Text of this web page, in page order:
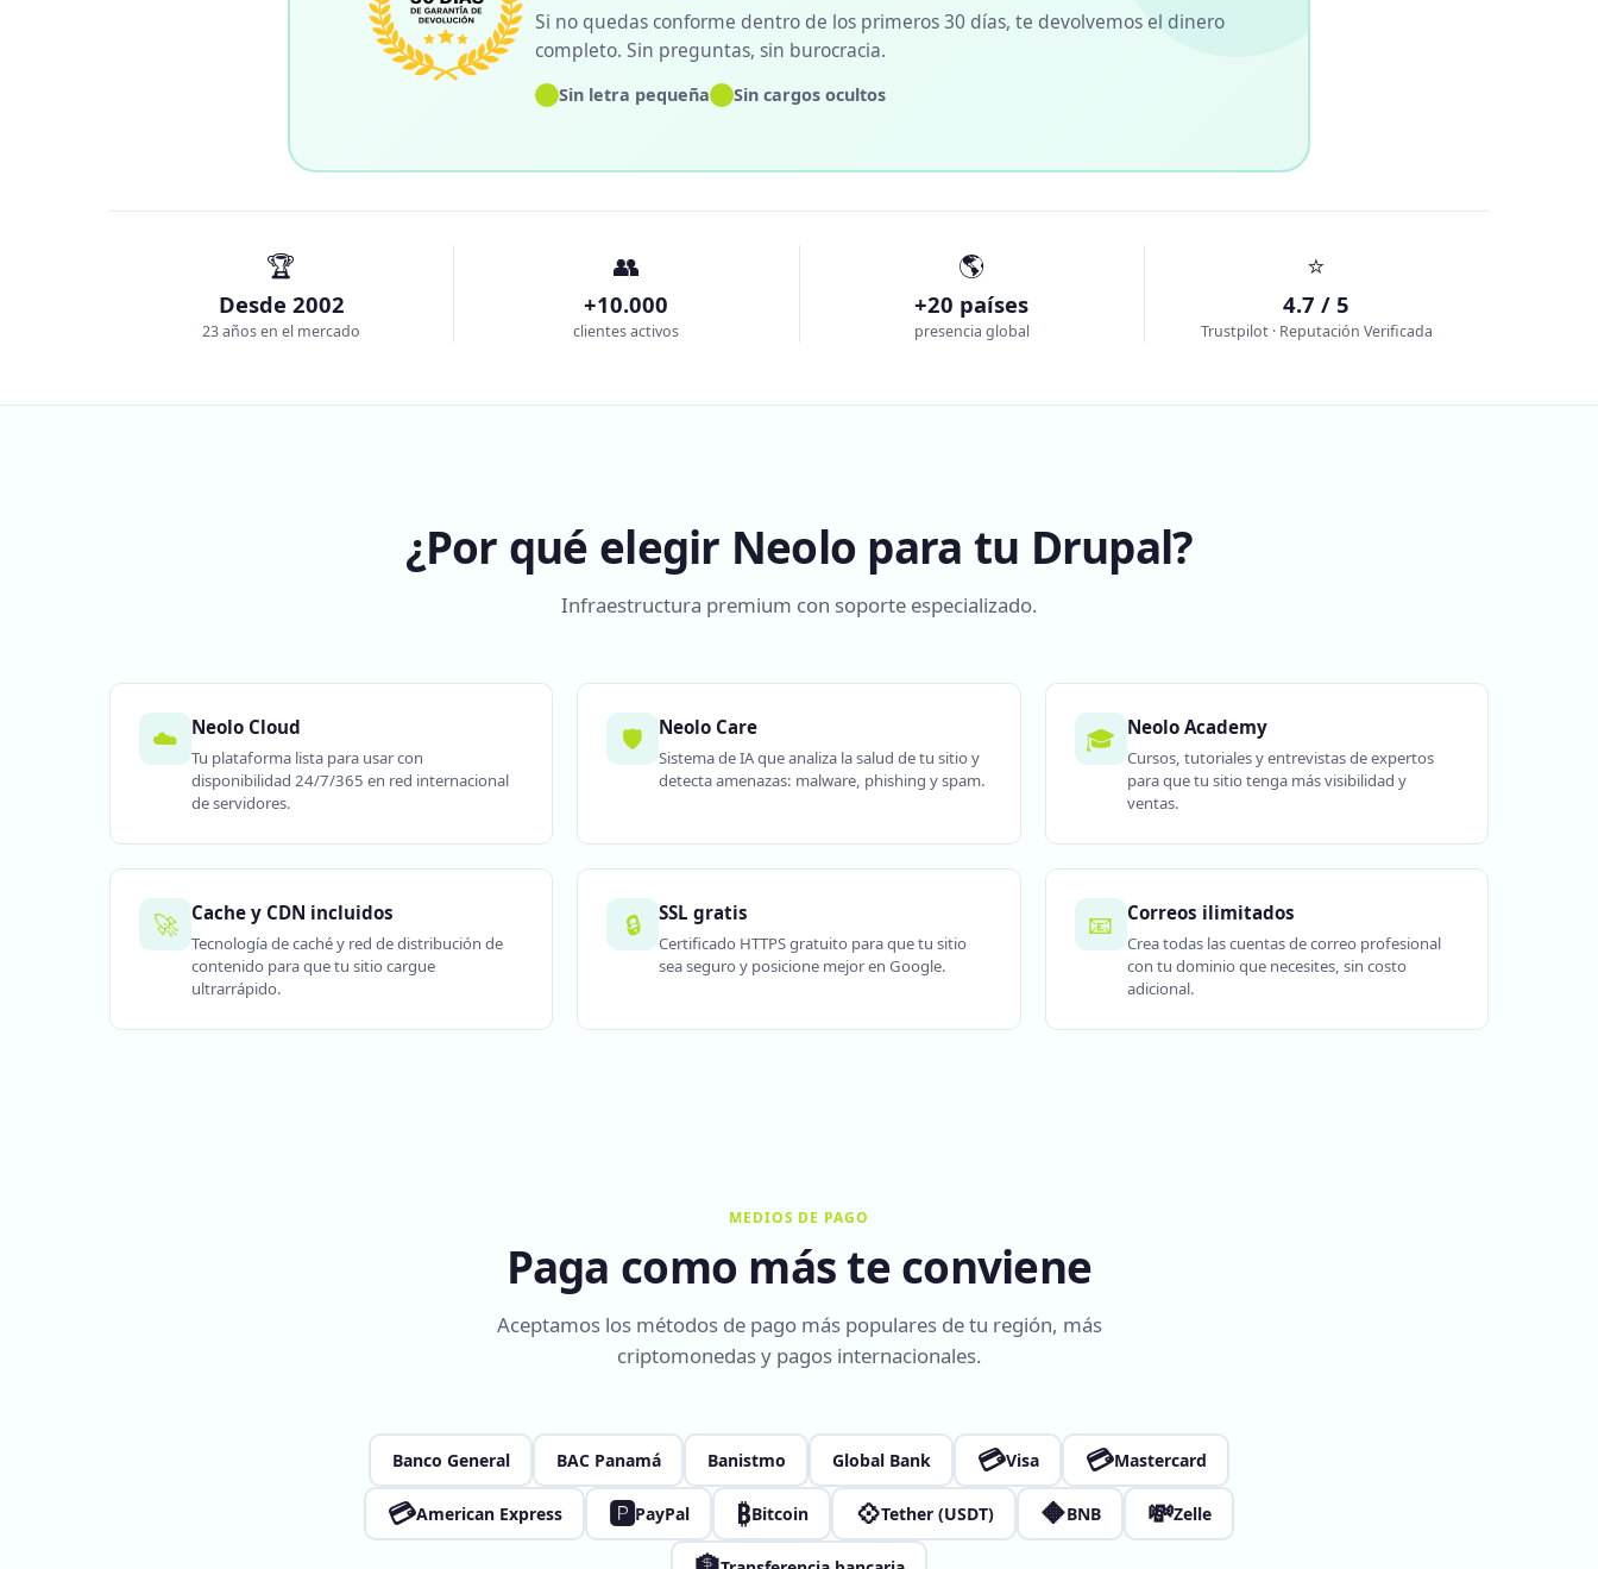
Si no quedas conforme dentro de los primeros 30 días, te devolvemos el dinero
completo. Sin preguntas, sin burocracia.
✓Sin letra pequeña ✓Sin cargos ocultos
🏆
Desde 2002
23 años en el mercado
👥
+10.000
clientes activos
🌎
+20 países
presencia global
⭐
4.7 / 5
Trustpilot · Reputación Verificada
¿Por qué elegir Neolo para tu Drupal?
Infraestructura premium con soporte especializado.
☁️ Neolo Cloud
Tu plataforma lista para usar con
disponibilidad 24/7/365 en red internacional
de servidores.
🛡️ Neolo Care
Sistema de IA que analiza la salud de tu sitio y
detecta amenazas: malware, phishing y spam.
🎓 Neolo Academy
Cursos, tutoriales y entrevistas de expertos
para que tu sitio tenga más visibilidad y
ventas.
🚀 Cache y CDN incluidos
Tecnología de caché y red de distribución de
contenido para que tu sitio cargue
ultrarrápido.
🔒 SSL gratis
Certificado HTTPS gratuito para que tu sitio
sea seguro y posicione mejor en Google.
📧 Correos ilimitados
Crea todas las cuentas de correo profesional
con tu dominio que necesites, sin costo
adicional.
MEDIOS DE PAGO
Paga como más te conviene
Aceptamos los métodos de pago más populares de tu región, más
criptomonedas y pagos internacionales.
Banco General BAC Panamá Banistmo Global Bank 💳Visa 💳Mastercard
💳American Express 🅿PayPal ₿Bitcoin 💠Tether (USDT) 🔶BNB 💸Zelle